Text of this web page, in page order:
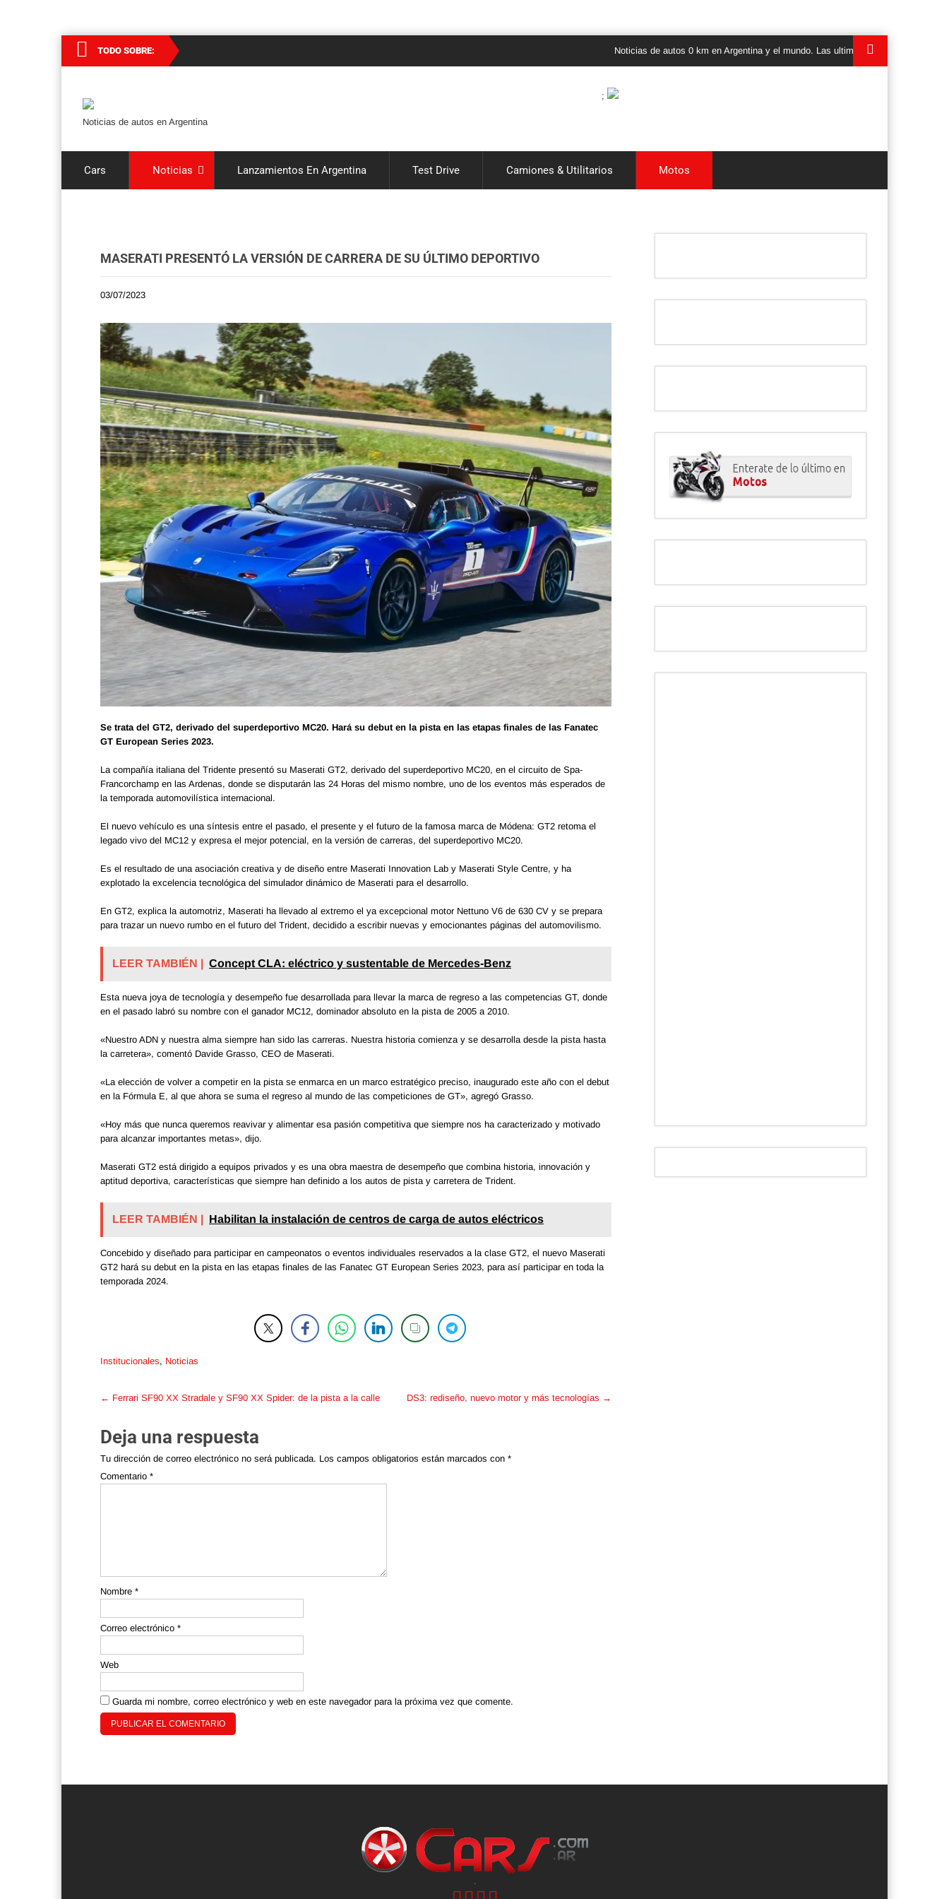
TODO SOBRE: Noticias de autos 0 km en Argentina y el mundo. Las ultimas novedades, lanzamientos
Noticias de autos en Argentina
;
Cars Noticias Lanzamientos En Argentina Test Drive Camiones & Utilitarios Motos
MASERATI PRESENTÓ LA VERSIÓN DE CARRERA DE SU ÚLTIMO DEPORTIVO
03/07/2023
Se trata del GT2, derivado del superdeportivo MC20. Hará su debut en la pista en las etapas finales de las Fanatec
GT European Series 2023.
La compañía italiana del Tridente presentó su Maserati GT2, derivado del superdeportivo MC20, en el circuito de Spa-
Francorchamp en las Ardenas, donde se disputarán las 24 Horas del mismo nombre, uno de los eventos más esperados de
la temporada automovilística internacional.
El nuevo vehículo es una síntesis entre el pasado, el presente y el futuro de la famosa marca de Módena: GT2 retoma el
legado vivo del MC12 y expresa el mejor potencial, en la versión de carreras, del superdeportivo MC20.
Es el resultado de una asociación creativa y de diseño entre Maserati Innovation Lab y Maserati Style Centre, y ha
explotado la excelencia tecnológica del simulador dinámico de Maserati para el desarrollo.
En GT2, explica la automotriz, Maserati ha llevado al extremo el ya excepcional motor Nettuno V6 de 630 CV y se prepara
para trazar un nuevo rumbo en el futuro del Trident, decidido a escribir nuevas y emocionantes páginas del automovilismo.
LEER TAMBIÉN | Concept CLA: eléctrico y sustentable de Mercedes-Benz
Esta nueva joya de tecnología y desempeño fue desarrollada para llevar la marca de regreso a las competencias GT, donde
en el pasado labró su nombre con el ganador MC12, dominador absoluto en la pista de 2005 a 2010.
«Nuestro ADN y nuestra alma siempre han sido las carreras. Nuestra historia comienza y se desarrolla desde la pista hasta
la carretera», comentó Davide Grasso, CEO de Maserati.
«La elección de volver a competir en la pista se enmarca en un marco estratégico preciso, inaugurado este año con el debut
en la Fórmula E, al que ahora se suma el regreso al mundo de las competiciones de GT», agregó Grasso.
«Hoy más que nunca queremos reavivar y alimentar esa pasión competitiva que siempre nos ha caracterizado y motivado
para alcanzar importantes metas», dijo.
Maserati GT2 está dirigido a equipos privados y es una obra maestra de desempeño que combina historia, innovación y
aptitud deportiva, características que siempre han definido a los autos de pista y carretera de Trident.
LEER TAMBIÉN | Habilitan la instalación de centros de carga de autos eléctricos
Concebido y diseñado para participar en campeonatos o eventos individuales reservados a la clase GT2, el nuevo Maserati
GT2 hará su debut en la pista en las etapas finales de las Fanatec GT European Series 2023, para así participar en toda la
temporada 2024.
Institucionales, Noticias
Post
← Ferrari SF90 XX Stradale y SF90 XX Spider: de la pista a la calle DS3: rediseño, nuevo motor y más tecnologías →
Deja una respuesta
Tu dirección de correo electrónico no será publicada. Los campos obligatorios están marcados con *
Comentario *
Nombre *
Correo electrónico *
Web
Guarda mi nombre, correo electrónico y web en este navegador para la próxima vez que comente.
.